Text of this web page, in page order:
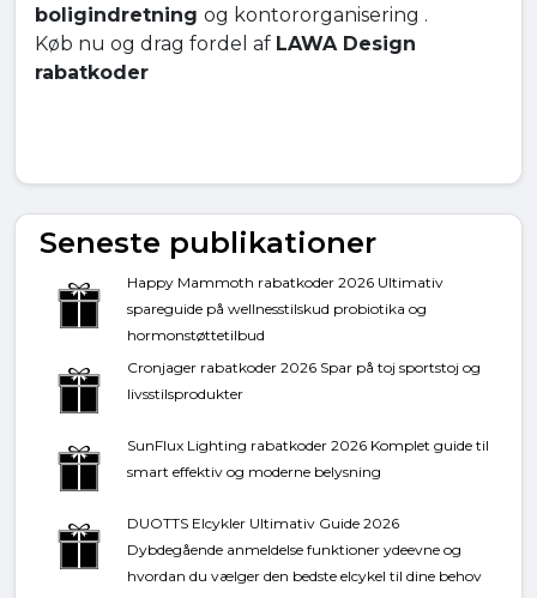
boligindretning og kontororganisering .
Køb nu og drag fordel af LAWA Design
rabatkoder
Seneste publikationer
Happy Mammoth rabatkoder 2026 Ultimativ
spareguide på wellnesstilskud probiotika og
hormonstøttetilbud
Cronjager rabatkoder 2026 Spar på toj sportstoj og
livsstilsprodukter
SunFlux Lighting rabatkoder 2026 Komplet guide til
smart effektiv og moderne belysning
DUOTTS Elcykler Ultimativ Guide 2026
Dybdegående anmeldelse funktioner ydeevne og
hvordan du vælger den bedste elcykel til dine behov